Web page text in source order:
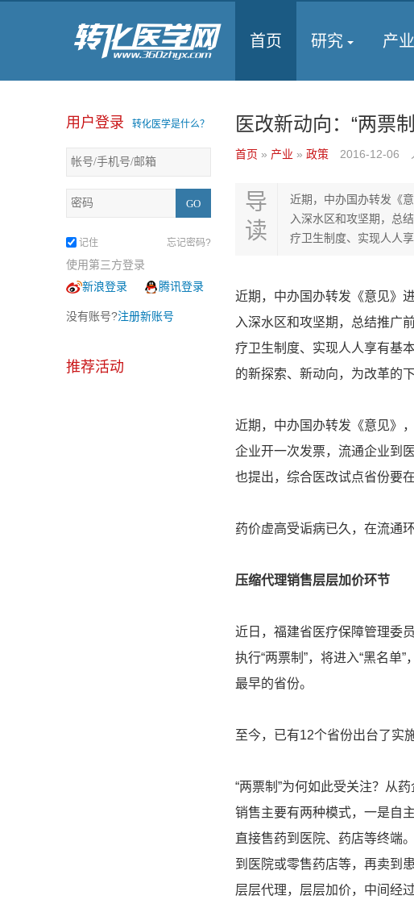
首页 研究 产业
用户登录 转化医学是什么？
记住 忘记密码?
使用第三方登录
新浪登录
腾讯登录
没有账号?注册新账号
推荐活动
医改新动向：“两票
首页 » 产业 » 政策 2016-12-06
导
读
近期，中办国办转发《
入深水区和攻坚期，总
疗卫生制度、实现人人
近期，中办国办转发《意见》
入深水区和攻坚期，总结推广
疗卫生制度、实现人人享有基
的新探索、新动向，为改革的
近期，中办国办转发《意见》
企业开一次发票，流通企业到
也提出，综合医改试点省份要
药价虚高受诟病已久，在流通
压缩代理销售层层加价环节
近日，福建省医疗保障管理委
执行“两票制”，将进入“黑名单
最早的省份。
至今，已有12个省份出台了实
“两票制”为何如此受关注？从
销售主要有两种模式，一是自
直接售药到医院、药店等终端
到医院或零售药店等，再卖到
层层代理，层层加价，中间经